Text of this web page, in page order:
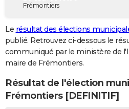
Destinations
City break
Voyage nature
Voyage de noces
Forum
GUIDES D'ACHAT
BONS PLANS
Carte de Noël
Carte Bonne année
Carte Saint-Valentin
Carte Pâques
Carte d'anniversaire
DICTIONNAIRE
Frémontiers
Le résultat des élections
publié. Retrouvez ci-dessous le
communiqué par le ministère de
maire de Frémontiers.
Résultat de l'élection
Frémontiers [DEFINITIF]